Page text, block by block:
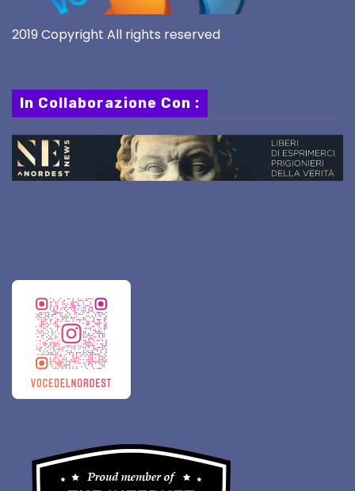
2019 Copyright All rights reserved
In Collaborazione Con :